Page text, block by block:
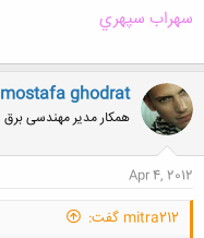
سهراب سپهري
mostafa ghodrat
همکار مدیر مهندسی برق
Apr 4, 2012
mitra212 گفت: